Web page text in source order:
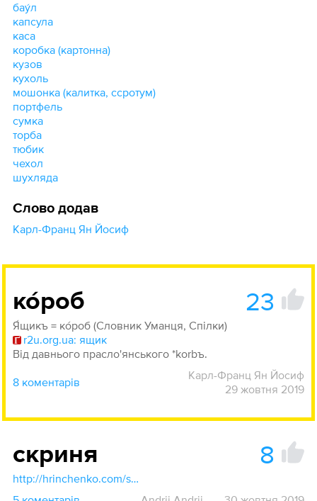
бау́л
капсула
каса
коробка (картонна)
кузов
кухоль
мошонка (калитка, ссротум)
портфель
сумка
торба
тюбик
чехол
шухляда
Слово додав
Карл-Франц Ян Йосиф
ко́роб 23
Я́щикъ = ко́роб (Словник Уманця, Спілки)
r2u.org.ua: ящик
Від давнього прасло'янського *korbъ.
8 коментарів
Карл-Франц Ян Йосиф
29 жовтня 2019
скриня 8
http://hrinchenko.com/slovar/znachenie-slova/54739-skrynja.html#show_point